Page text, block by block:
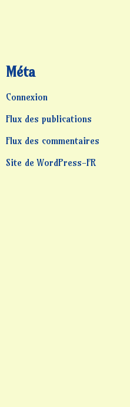
Méta
Connexion
Flux des publications
Flux des commentaires
Site de WordPress-FR